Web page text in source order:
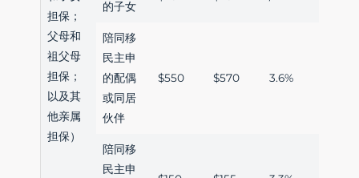
担保；
父母和
祖父母
担保；
以及其
他亲属
担保）
的子女
陪同移
民主申
的配偶
或同居
伙伴
$550 $570 3.6%
陪同移
民主申